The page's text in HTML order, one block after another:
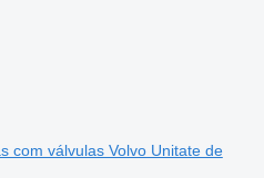
com válvulas Volvo Unitate de